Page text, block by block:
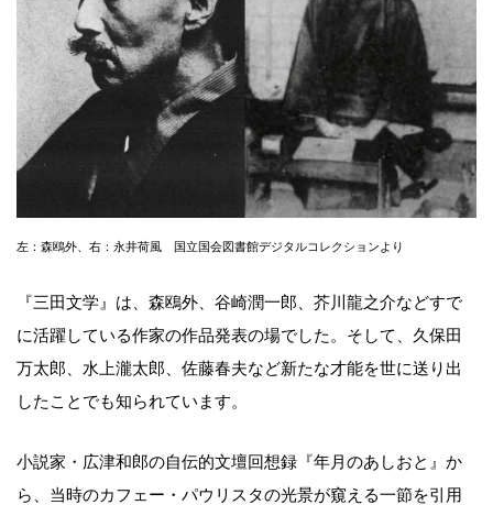
左：森鴎外、右：永井荷風 国立国会図書館デジタルコレクションより
『三田文学』は、森鴎外、谷崎潤一郎、芥川龍之介などすで
に活躍している作家の作品発表の場でした。そして、久保田
万太郎、水上瀧太郎、佐藤春夫など新たな才能を世に送り出
したことでも知られています。
小説家・広津和郎の自伝的文壇回想録『年月のあしおと』か
ら、当時のカフェー・パウリスタの光景が窺える一節を引用